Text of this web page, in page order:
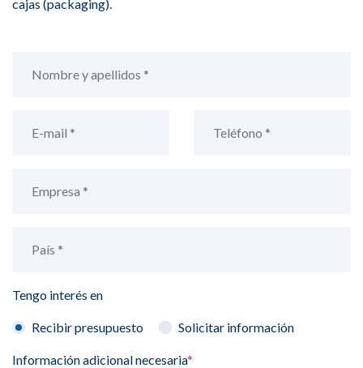
cajas (packaging).
Tengo interés en
Recibir presupuesto Solicitar información
Información adicional necesaria*